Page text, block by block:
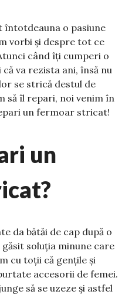
o pasiune
vorbi și despre tot ce
când îți cumperi o
va rezista ani, însă nu
se strică destul de
să îl repari, noi venim în
un fermoar stricat!
un
da bătăi de cap după o
soluția minune care
cu toții că gențile și
accesorii de femei.
să se uzeze și astfel